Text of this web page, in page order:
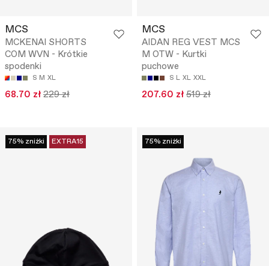
MCS
MCKENAI SHORTS
COM WVN - Krótkie
spodenki
S M XL
68.70 zł 229 zł
MCS
AIDAN REG VEST MCS
M OTW - Kurtki
puchowe
S L XL XXL
207.60 zł 519 zł
75% zniżki EXTRA15 75% zniżki